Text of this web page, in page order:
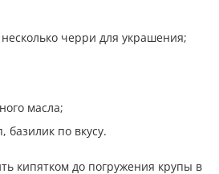
черри для украшения;
масла;
базилик по вкусу.
кипятком до погружения крупы в